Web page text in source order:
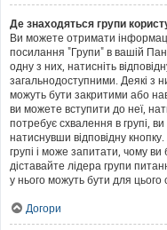
Де знаходяться групи
Ви можете отримати
посилання "Групи" в вашій
одну з них, натисніть
загальнодоступними. Деякі з
можуть бути закритими або
ви можете вступити до неї,
потребує схвалення в групі,
натиснувши відповідну
групі і може запитати, чому
діставайте лідера групи
у нього можуть бути для цього
Догори